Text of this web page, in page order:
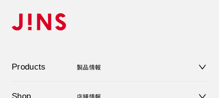
Products 製品情報
店舗情報